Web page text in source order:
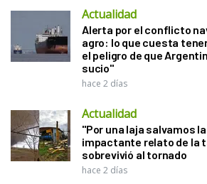
Actualidad
Alerta por el conflicto
agro: lo que cuesta
el peligro de que
sucio"
hace 2 días
Actualidad
"Por una laja salvamos
impactante relato de la
sobrevivió al tornado
hace 2 días